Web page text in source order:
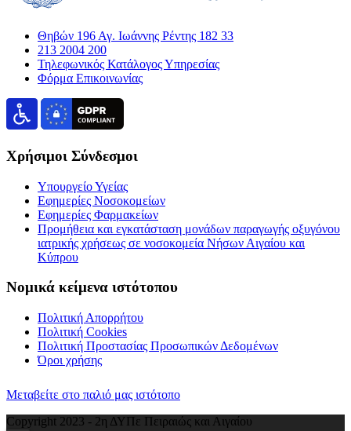
Θηβών 196 Αγ. Ιωάννης Ρέντης 182 33
213 2004 200
Τηλεφωνικός Κατάλογος Υπηρεσίας
Φόρμα Επικοινωνίας
Χρήσιμοι Σύνδεσμοι
Υπουργείο Υγείας
Εφημερίες Νοσοκομείων
Εφημερίες Φαρμακείων
Προμήθεια και εγκατάσταση μονάδων παραγωγής οξυγόνου
ιατρικής χρήσεως σε νοσοκομεία Νήσων Αιγαίου και
Κύπρου
Νομικά κείμενα ιστότοπου
Πολιτική Απορρήτου
Πολιτική Cookies
Πολιτική Προστασίας Προσωπικών Δεδομένων
Όροι χρήσης
Μεταβείτε στο παλιό μας ιστότοπο
Copyright 2023 - 2η ΔΥΠε Πειραιώς και Αιγαίου